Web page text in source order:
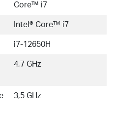
Core™ i7
Intel® Core™ i7
i7-12650H
4,7 GHz
3,5 GHz